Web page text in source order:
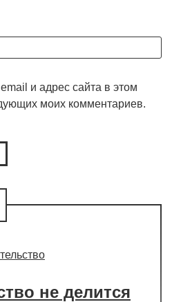
и адрес сайта в этом
моих комментариев.
не делится